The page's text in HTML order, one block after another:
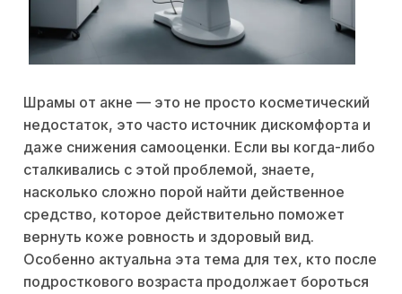
Шрамы от акне — это не просто косметический
недостаток, это часто источник дискомфорта и
даже снижения самооценки. Если вы когда-либо
сталкивались с этой проблемой, знаете,
насколько сложно порой найти действенное
средство, которое действительно поможет
вернуть коже ровность и здоровый вид.
Особенно актуальна эта тема для тех, кто после
подросткового возраста продолжает бороться